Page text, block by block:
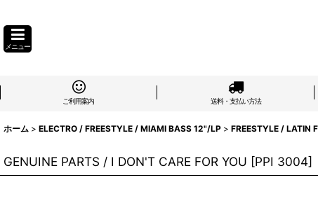
メニュー
ご利用案内 送料・支払い方法
ホーム > ELECTRO / FREESTYLE / MIAMI BASS 12"/LP > FREESTYLE / LATIN
GENUINE PARTS / I DON'T CARE FOR YOU [PPI 3004]